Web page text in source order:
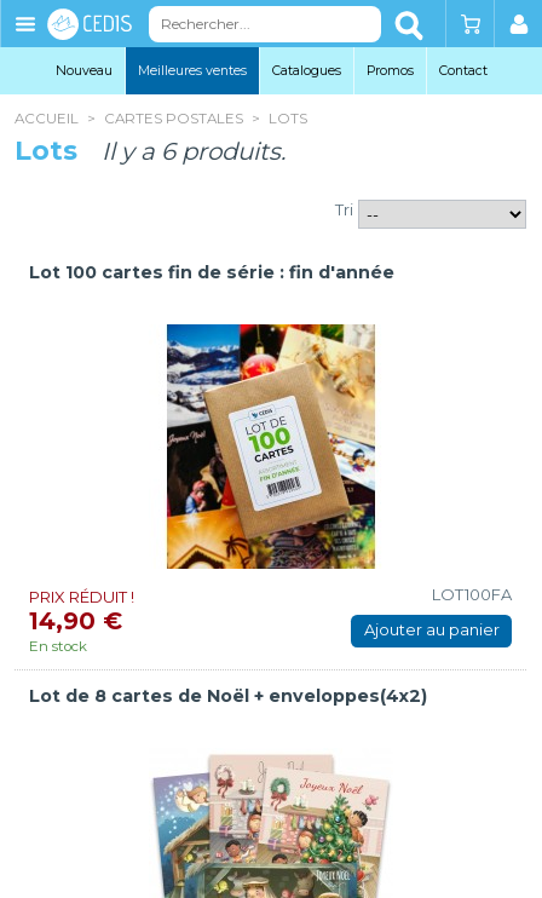
Éditions
Cedis
Nouveau Meilleures ventes Catalogues Promos Contact
ACCUEIL > CARTES POSTALES > LOTS
Lots Il y a 6 produits.
Tri
Lot 100 cartes fin de série : fin d'année
LOT100FA
PRIX RÉDUIT !
14,90 €
En stock
Ajouter au panier
Lot de 8 cartes de Noël + enveloppes(4x2)